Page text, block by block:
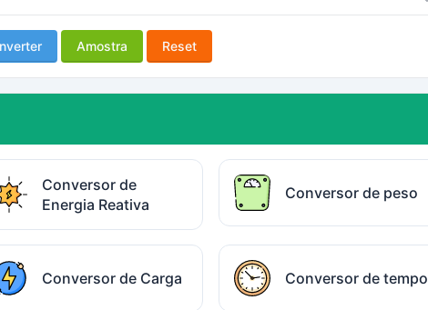
Amostra Reset
Conversor de
Energia Reativa
Conversor de peso
Conversor de Carga Conversor de tempo